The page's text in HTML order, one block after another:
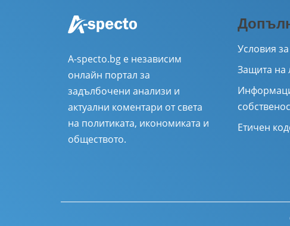
A-specto.bg е независим
онлайн портал за
задълбочени анализи и
актуални коментари от света
на политиката, икономиката и
обществото.
Условия
Защита на
Етичен